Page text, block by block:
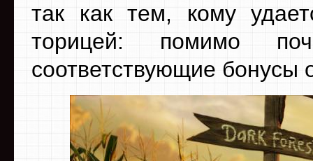
так как тем, кому
торицей: помимо
соответствующие бонусы